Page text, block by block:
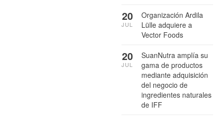
Organización Ardila
Lülle adquiere a
Vector Foods
20
JUL
SuanNutra amplía su
gama de productos
mediante adquisición
del negocio de
ingredientes naturales
de IFF
20
JUL